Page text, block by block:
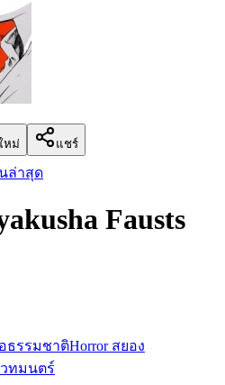
หม่ แชร์
ล่าสุด
Fausts
อธรรมชาติHorror สยอง
วทมนตร์